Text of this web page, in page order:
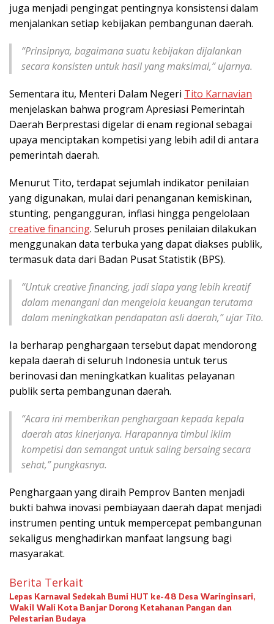
juga menjadi pengingat pentingnya konsistensi dalam
menjalankan setiap kebijakan pembangunan daerah.
“Prinsipnya, bagaimana suatu kebijakan dijalankan
secara konsisten untuk hasil yang maksimal,” ujarnya.
Sementara itu, Menteri Dalam Negeri Tito Karnavian
menjelaskan bahwa program Apresiasi Pemerintah
Daerah Berprestasi digelar di enam regional sebagai
upaya menciptakan kompetisi yang lebih adil di antara
pemerintah daerah.
Menurut Tito, terdapat sejumlah indikator penilaian
yang digunakan, mulai dari penanganan kemiskinan,
stunting, pengangguran, inflasi hingga pengelolaan
creative financing. Seluruh proses penilaian dilakukan
menggunakan data terbuka yang dapat diakses publik,
termasuk data dari Badan Pusat Statistik (BPS).
“Untuk creative financing, jadi siapa yang lebih kreatif
dalam menangani dan mengelola keuangan terutama
dalam meningkatkan pendapatan asli daerah,” ujar Tito.
Ia berharap penghargaan tersebut dapat mendorong
kepala daerah di seluruh Indonesia untuk terus
berinovasi dan meningkatkan kualitas pelayanan
publik serta pembangunan daerah.
“Acara ini memberikan penghargaan kepada kepala
daerah atas kinerjanya. Harapannya timbul iklim
kompetisi dan semangat untuk saling bersaing secara
sehat,” pungkasnya.
Penghargaan yang diraih Pemprov Banten menjadi
bukti bahwa inovasi pembiayaan daerah dapat menjadi
instrumen penting untuk mempercepat pembangunan
sekaligus menghadirkan manfaat langsung bagi
masyarakat.
Berita Terkait
Lepas Karnaval Sedekah Bumi HUT ke-48 Desa Waringinsari,
Wakil Wali Kota Banjar Dorong Ketahanan Pangan dan
Pelestarian Budaya